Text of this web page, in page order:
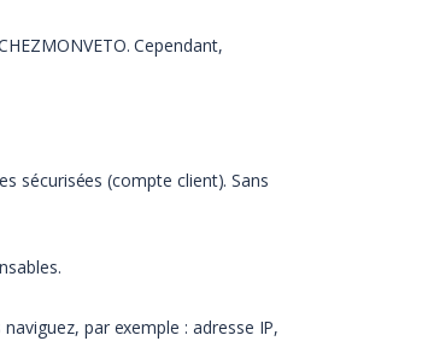
Cependant,
sécurisées (compte client). Sans
par exemple : adresse IP,